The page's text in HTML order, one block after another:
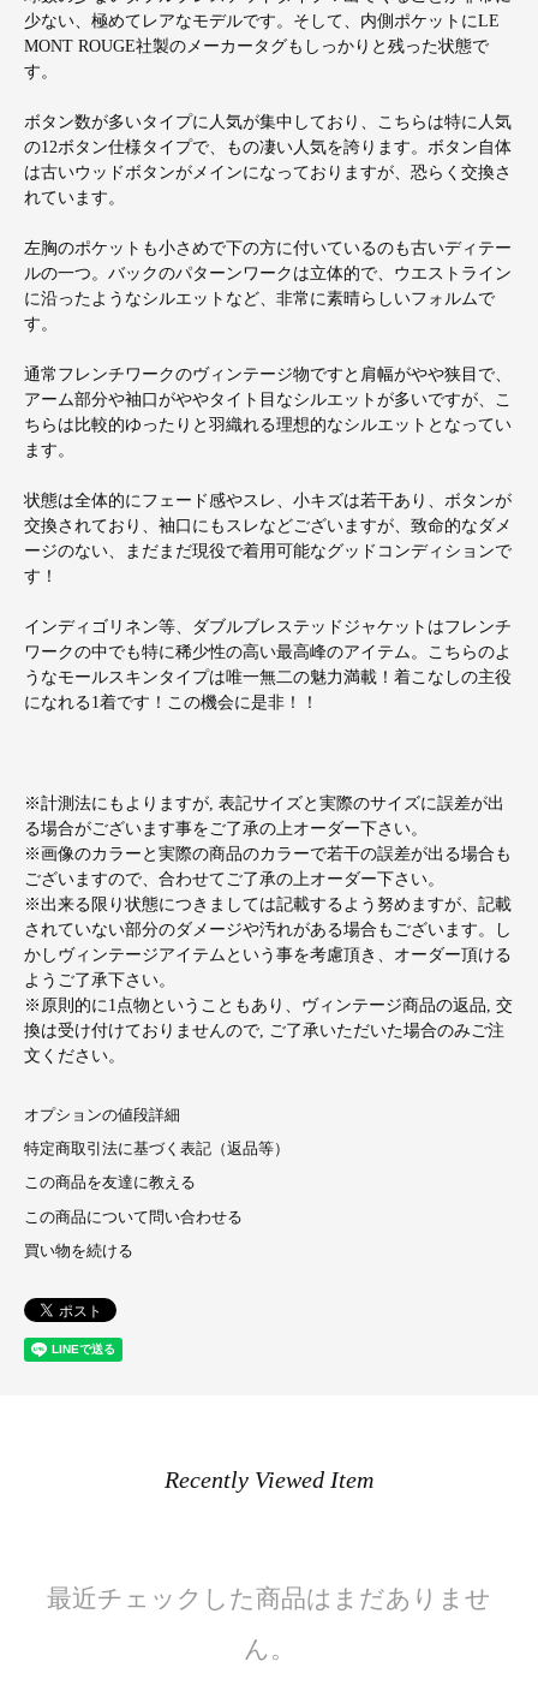
少ない、極めてレアなモデルです。そして、内側ポケットにLE
MONT ROUGE社製のメーカータグもしっかりと残った状態で
す。
ボタン数が多いタイプに人気が集中しており、こちらは特に人気
の12ボタン仕様タイプで、もの凄い人気を誇ります。ボタン自体
は古いウッドボタンがメインになっておりますが、恐らく交換さ
れています。
左胸のポケットも小さめで下の方に付いているのも古いディテー
ルの一つ。バックのパターンワークは立体的で、ウエストライン
に沿ったようなシルエットなど、非常に素晴らしいフォルムで
す。
通常フレンチワークのヴィンテージ物ですと肩幅がやや狭目で、
アーム部分や袖口がややタイト目なシルエットが多いですが、こ
ちらは比較的ゆったりと羽織れる理想的なシルエットとなってい
ます。
状態は全体的にフェード感やスレ、小キズは若干あり、ボタンが
交換されており、袖口にもスレなどございますが、致命的なダメ
ージのない、まだまだ現役で着用可能なグッドコンディションで
す！
インディゴリネン等、ダブルブレステッドジャケットはフレンチ
ワークの中でも特に稀少性の高い最高峰のアイテム。こちらのよ
うなモールスキンタイプは唯一無二の魅力満載！着こなしの主役
になれる1着です！この機会に是非！！
※計測法にもよりますが, 表記サイズと実際のサイズに誤差が出
る場合がございます事をご了承の上オーダー下さい。
※画像のカラーと実際の商品のカラーで若干の誤差が出る場合も
ございますので、合わせてご了承の上オーダー下さい。
※出来る限り状態につきましては記載するよう努めますが、記載
されていない部分のダメージや汚れがある場合もございます。し
かしヴィンテージアイテムという事を考慮頂き、オーダー頂ける
ようご了承下さい。
※原則的に1点物ということもあり、ヴィンテージ商品の返品, 交
換は受け付けておりませんので, ご了承いただいた場合のみご注
文ください。
オプションの値段詳細
特定商取引法に基づく表記（返品等）
この商品を友達に教える
この商品について問い合わせる
買い物を続ける
Recently Viewed Item
最近チェックした商品はまだありませ
ん。